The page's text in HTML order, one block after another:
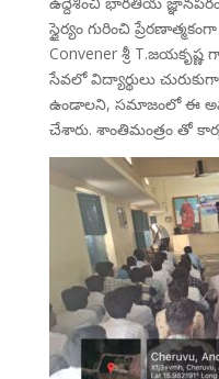
స్థైర్యం గురించి
Convener శ్రీ
సేవలో విద్యార్థులు
ఉండాలని, సమాజంలో ఈ
చేశారు. శాంతిమంత్రం తో